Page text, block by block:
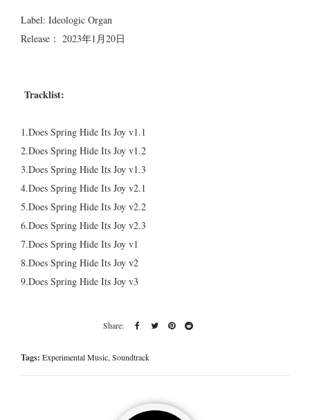
Label: Ideologic Organ
Release： 2023年1月20日
Tracklist:
1.Does Spring Hide Its Joy v1.1
2.Does Spring Hide Its Joy v1.2
3.Does Spring Hide Its Joy v1.3
4.Does Spring Hide Its Joy v2.1
5.Does Spring Hide Its Joy v2.2
6.Does Spring Hide Its Joy v2.3
7.Does Spring Hide Its Joy v1
8.Does Spring Hide Its Joy v2
9.Does Spring Hide Its Joy v3
Tags: Experimental Music,Soundtrack